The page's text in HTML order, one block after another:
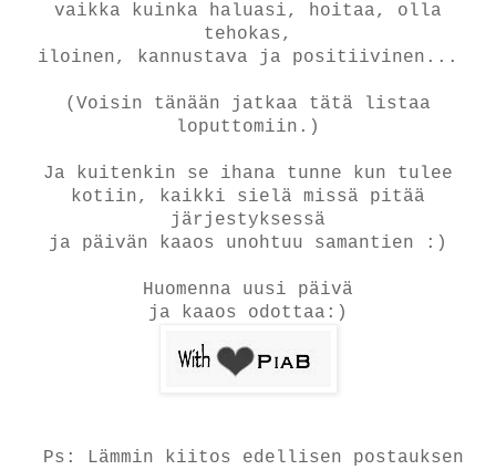
vaikka kuinka haluasi, hoitaa, olla
tehokas,
iloinen, kannustava ja positiivinen...
(Voisin tänään jatkaa tätä listaa
loputtomiin.)
Ja kuitenkin se ihana tunne kun tulee
kotiin, kaikki sielä missä pitää
järjestyksessä
ja päivän kaaos unohtuu samantien :)
Huomenna uusi päivä
ja kaaos odottaa:)
Ps: Lämmin kiitos edellisen postauksen